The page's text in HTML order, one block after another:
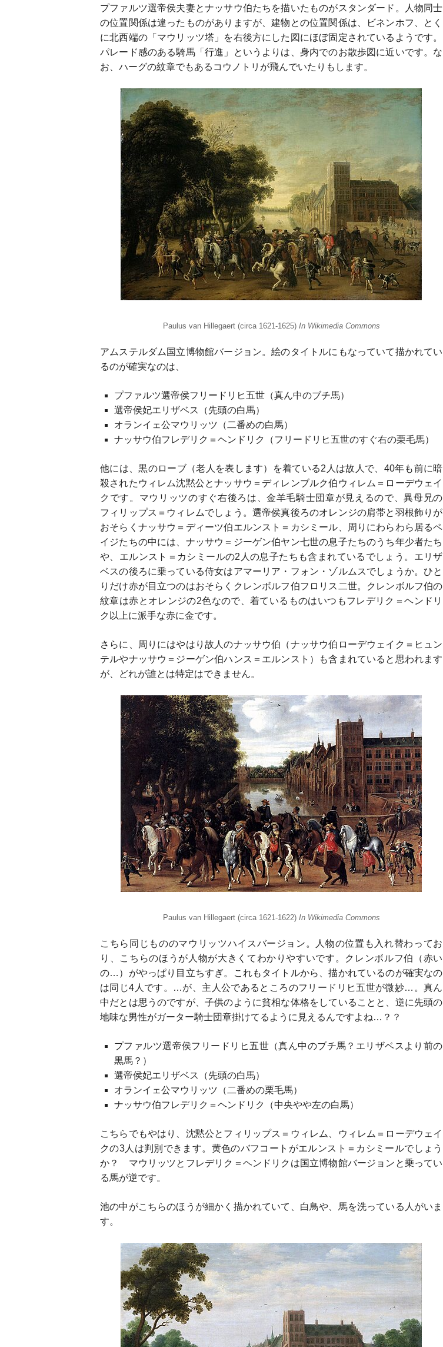
プファルツ選帝侯夫妻とナッサウ伯たちを描いたものがスタンダード。人物同士
の位置関係は違ったものがありますが、建物との位置関係は、ビネンホフ、とく
に北西端の「マウリッツ塔」を右後方にした図にほぼ固定されているようです。
パレード感のある騎馬「行進」というよりは、身内でのお散歩図に近いです。な
お、ハーグの紋章でもあるコウノトリが飛んでいたりもします。
Paulus van Hillegaert (circa 1621-1625)In Wikimedia Commons
アムステルダム国立博物館バージョン。絵のタイトルにもなっていて描かれてい
るのが確実なのは、
プファルツ選帝侯フリードリヒ五世（真ん中のブチ馬）
選帝侯妃エリザベス（先頭の白馬）
オランイェ公マウリッツ（二番めの白馬）
ナッサウ伯フレデリク＝ヘンドリク（フリードリヒ五世のすぐ右の栗毛馬）
他には、黒のローブ（老人を表します）を着ている2人は故人で、40年も前に暗
殺されたウィレム沈黙公とナッサウ＝ディレンブルク伯ウィレム＝ローデウェイ
クです。マウリッツのすぐ右後ろは、金羊毛騎士団章が見えるので、異母兄の
フィリップス＝ウィレムでしょう。選帝侯真後ろのオレンジの肩帯と羽根飾りが
おそらくナッサウ＝ディーツ伯エルンスト＝カシミール、周りにわらわら居るペ
イジたちの中には、ナッサウ＝ジーゲン伯ヤン七世の息子たちのうち年少者たち
や、エルンスト＝カシミールの2人の息子たちも含まれているでしょう。エリザ
ベスの後ろに乗っている侍女はアマーリア・フォン・ゾルムスでしょうか。ひと
りだけ赤が目立つのはおそらくクレンボルフ伯フロリス二世。クレンボルフ伯の
紋章は赤とオレンジの2色なので、着ているものはいつもフレデリク＝ヘンドリ
ク以上に派手な赤に金です。
さらに、周りにはやはり故人のナッサウ伯（ナッサウ伯ローデウェイク＝ヒュン
テルやナッサウ＝ジーゲン伯ハンス＝エルンスト）も含まれていると思われます
が、どれが誰とは特定はできません。
Paulus van Hillegaert (circa 1621-1622)In Wikimedia Commons
こちら同じもののマウリッツハイスバージョン。人物の位置も入れ替わってお
り、こちらのほうが人物が大きくてわかりやすいです。クレンボルフ伯（赤い
の…）がやっぱり目立ちすぎ。これもタイトルから、描かれているのが確実なの
は同じ4人です。…が、主人公であるところのフリードリヒ五世が微妙…。真ん
中だとは思うのですが、子供のように貧相な体格をしていることと、逆に先頭の
地味な男性がガーター騎士団章掛けてるように見えるんですよね…？？
プファルツ選帝侯フリードリヒ五世（真ん中のブチ馬？エリザベスより前の
黒馬？）
選帝侯妃エリザベス（先頭の白馬）
オランイェ公マウリッツ（二番めの栗毛馬）
ナッサウ伯フレデリク＝ヘンドリク（中央やや左の白馬）
こちらでもやはり、沈黙公とフィリップス＝ウィレム、ウィレム＝ローデウェイ
クの3人は判別できます。黄色のバフコートがエルンスト＝カシミールでしょう
か？ マウリッツとフレデリク＝ヘンドリクは国立博物館バージョンと乗ってい
る馬が逆です。
池の中がこちらのほうが細かく描かれていて、白鳥や、馬を洗っている人がいま
す。